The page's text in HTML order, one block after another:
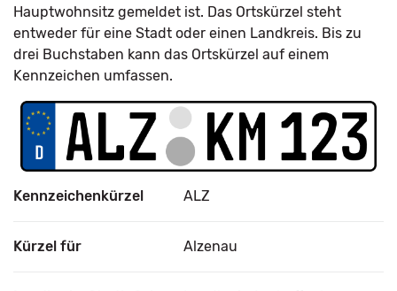
Hauptwohnsitz gemeldet ist. Das Ortskürzel steht
entweder für eine Stadt oder einen Landkreis. Bis zu
drei Buchstaben kann das Ortskürzel auf einem
Kennzeichen umfassen.
Kennzeichenkürzel ALZ
Kürzel für Alzenau